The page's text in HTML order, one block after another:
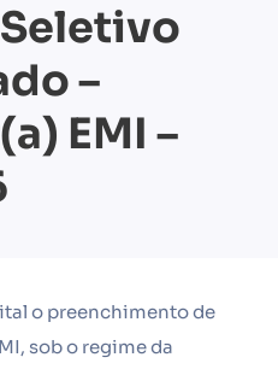
–
EMI –
o preenchimento de
sob o regime da